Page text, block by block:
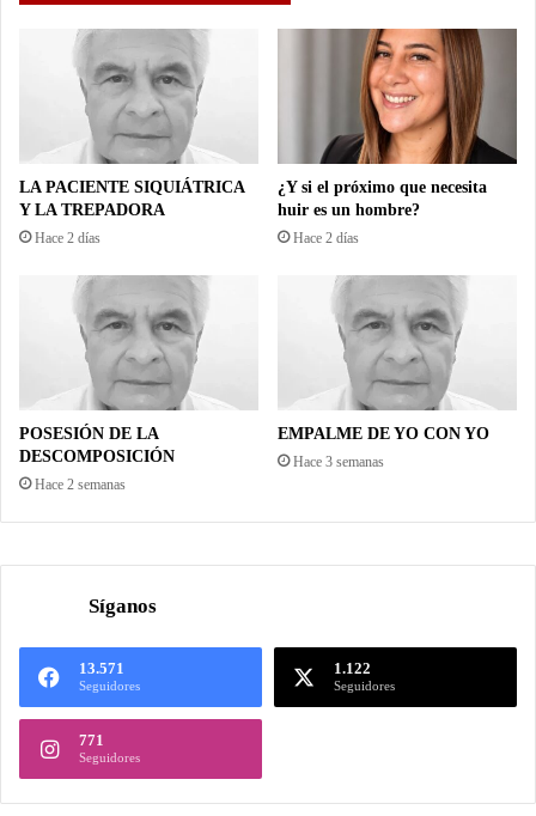
LA PACIENTE SIQUIÁTRICA
Y LA TREPADORA
Hace 2 días
¿Y si el próximo que necesita
huir es un hombre?
Hace 2 días
POSESIÓN DE LA
DESCOMPOSICIÓN
Hace 2 semanas
EMPALME DE YO CON YO
Hace 3 semanas
Síganos
13.571
Seguidores
1.122
Seguidores
771
Seguidores